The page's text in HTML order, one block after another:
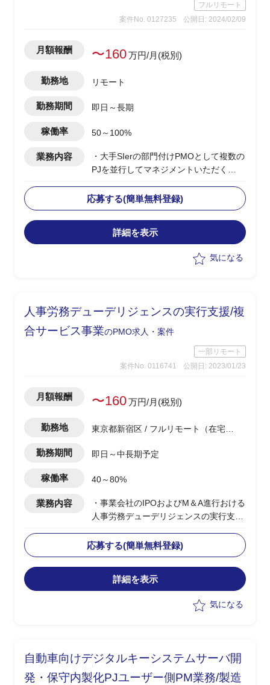
フルリモート
案件No. 0127235
公開日: 2024/02/09
月額報酬 〜160万円/月(税別)
勤務地 リモート
勤務期間 即日～長期
稼働率 50～100%
業務内容
・大手SIerの部門付けPMOとして複数の
PJを並行してマネジメントいただく
ド会社に対してインフラ領域の保守、開
発を行っている
・複数PJの横断的なPMO支援(課題管
理、進捗管理など)
・必要に応じて部門全体の組織改善施策
応募する(簡単無料登録)
詳細を表示
気になる
人事労務デューデリジェンスの実行支援/複
合サービス事業のPMO求人・案件
一部リモート
案件No. 0116741
公開日: 2023/01/23
月額報酬 〜160万円/月(税別)
勤務地
東京都新宿区 / フルリモート（在宅) /
勤務期間 即日～中長期予定
稼働率 40～80%
業務内容
・事業会社のIPOおよびM＆A進行おける
人事労務デューデリジェンスの実行支援
スクの管理
・定性的、定量的観点からの課題洗い出
しと対策の実行支援
応募する(簡単無料登録)
詳細を表示
気になる
自動車向けデジタルキーシステムサーバ開
発・保守内製化PJユーザー側PM業務/製造